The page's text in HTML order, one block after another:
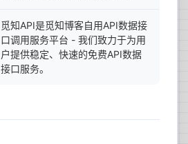
觅知API是觅知博客自用API数据接
口调用服务平台 - 我们致力于为用
户提供稳定、快速的免费API数据
接口服务。